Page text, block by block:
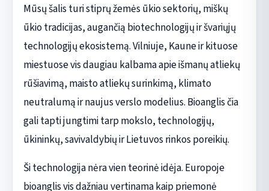
Mūsų šalis turi stiprų žemės ūkio sektorių, miškų
ūkio tradicijas, augančią biotechnologijų ir švariųjų
technologijų ekosistemą. Vilniuje, Kaune ir kituose
miestuose vis daugiau kalbama apie išmanų atliekų
rūšiavimą, maisto atliekų surinkimą, klimato
neutralumą ir naujus verslo modelius. Bioanglis čia
gali tapti jungtimi tarp mokslo, technologijų,
ūkininkų, savivaldybių ir Lietuvos rinkos poreikių.
Ši technologija nėra vien teorinė idėja. Europoje
bioanglis vis dažniau vertinama kaip priemonė